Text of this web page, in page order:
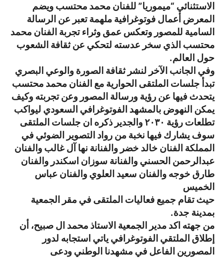
الاستثنائي “ميموريا” للفنان محمد محتسب ويضم
المعرض أعمال فوتوغرافية ملهمة تعبر عن الرسالة
السامية للمصور وتعكس عمق وثراء تجربة الفنان محمد
محتسب الذي سخر عدسته لتحكي عن ثقافة الشعوب
حول العالم.
وفي الجانب الآخر لنشر ثقافة الصورة والوعي البصري
تبدأ جلسات الملتقى الحوارية مع الفنان محمد محتسب
يتحدث فيها عن رؤية ورسالة المصور وعن تجربته وكيف
يمكن النهوض بالمشهد الفوتوغرافي السعودي ليواكب
تطلعات رؤية ٢٠٣٠ والجدير ذكره ان جلسات الملتقى
سوف يشارك فيها نخبة من رواد التصوير الضوئي في
المملكة الفنان خالد خضر والفنانة نها آل غالب والفنان
عبدالرحمن الحسني والفنانة سوزان اسكندر والفنان
طارق خوجه والفنان سعيد العلوي والفنان عباس
الخميس
حيث تقام جميع فعاليات الملتقى في مقر الجمعية
بمدينة جدة.
من جهته اكد مدير الجمعية الاستاذ محمد ال صبيح، أن
إطلاق الملتقي الفوتوغرافي ياتي استجابه لدور
المصورين الفاعل في مشهدنا الوطني ودعى